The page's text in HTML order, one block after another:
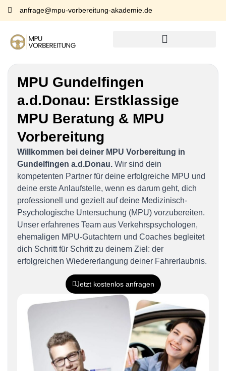
anfrage@mpu-vorbereitung-akademie.de
MPU Gundelfingen
a.d.Donau: Erstklassige
MPU Beratung & MPU
Vorbereitung
Willkommen bei deiner MPU Vorbereitung in
Gundelfingen a.d.Donau. Wir sind dein
kompetenten Partner für deine erfolgreiche MPU und
deine erste Anlaufstelle, wenn es darum geht, dich
professionell und gezielt auf deine Medizinisch-
Psychologische Untersuchung (MPU) vorzubereiten.
Unser erfahrenes Team aus Verkehrspsychologen,
ehemaligen MPU-Gutachtern und Coaches begleitet
dich Schritt für Schritt zu deinem Ziel: der
erfolgreichen Wiedererlangung deiner Fahrerlaubnis.
Jetzt kostenlos anfragen